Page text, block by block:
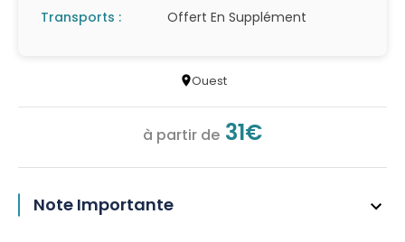
Transports :
Offert En Supplément
Ouest
à partir de 31€
Note Importante